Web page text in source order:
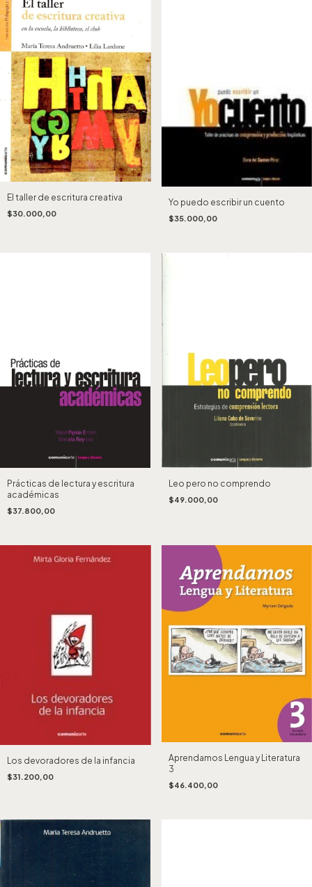
El taller de escritura creativa
$30.000,00
Yo puedo escribir un cuento
$35.000,00
Prácticas de lectura y escritura
académicas
$37.800,00
Leo pero no comprendo
$49.000,00
Los devoradores de la infancia
$31.200,00
Aprendamos Lengua y Literatura
3
$46.400,00